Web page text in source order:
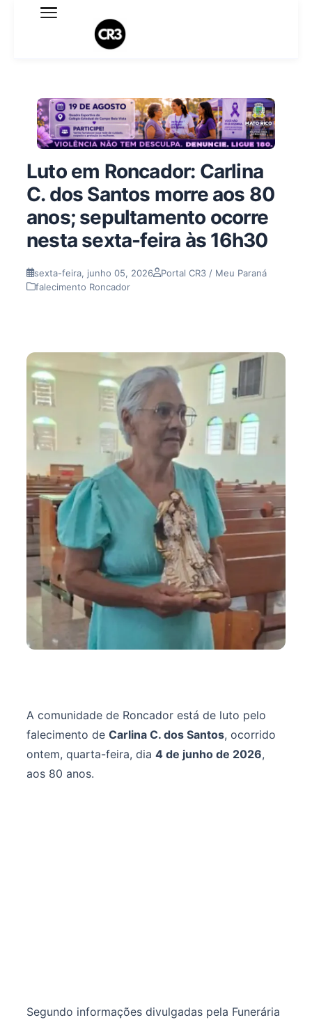
Expediente
Termo de Uso
Sobre o blog
Luto em Roncador: Carlina
C. dos Santos morre aos 80
anos; sepultamento ocorre
nesta sexta-feira às 16h30
sexta-feira, junho 05, 2026
Portal CR3 / Meu Paraná
falecimento Roncador
A comunidade de Roncador está de luto pelo
falecimento de Carlina C. dos Santos, ocorrido
ontem, quarta-feira, dia 4 de junho de 2026,
aos 80 anos.
Segundo informações divulgadas pela Funerária